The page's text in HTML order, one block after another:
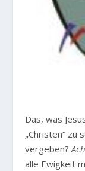
Das, was
„Christen“ zu
vergeben?
alle Ewigkeit